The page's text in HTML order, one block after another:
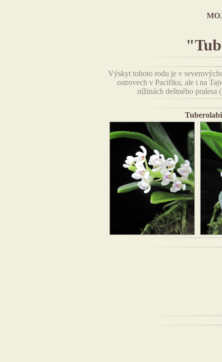
Výskyt tohoto rodu je v
ostrovech v Pacifiku, ale i na
nížinách deštného